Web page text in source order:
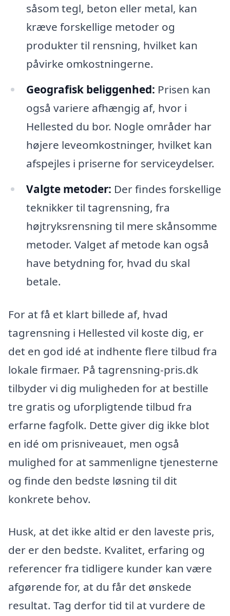
såsom tegl, beton eller metal, kan
kræve forskellige metoder og
produkter til rensning, hvilket kan
påvirke omkostningerne.
Geografisk beliggenhed: Prisen kan
også variere afhængig af, hvor i
Hellested du bor. Nogle områder har
højere leveomkostninger, hvilket kan
afspejles i priserne for serviceydelser.
Valgte metoder: Der findes forskellige
teknikker til tagrensning, fra
højtryksrensning til mere skånsomme
metoder. Valget af metode kan også
have betydning for, hvad du skal
betale.
For at få et klart billede af, hvad
tagrensning i Hellested vil koste dig, er
det en god idé at indhente flere tilbud fra
lokale firmaer. På tagrensning-pris.dk
tilbyder vi dig muligheden for at bestille
tre gratis og uforpligtende tilbud fra
erfarne fagfolk. Dette giver dig ikke blot
en idé om prisniveauet, men også
mulighed for at sammenligne tjenesterne
og finde den bedste løsning til dit
konkrete behov.
Husk, at det ikke altid er den laveste pris,
der er den bedste. Kvalitet, erfaring og
referencer fra tidligere kunder kan være
afgørende for, at du får det ønskede
resultat. Tag derfor tid til at vurdere de